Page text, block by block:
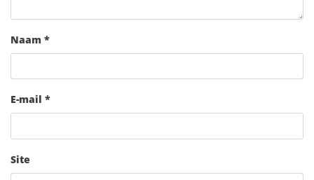
Naam *
E-mail *
Site